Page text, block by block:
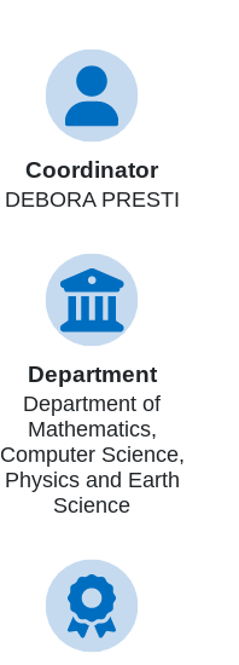
Coordinator
DEBORA PRESTI
Department
Department of
Mathematics,
Computer Science,
Physics and Earth
Science